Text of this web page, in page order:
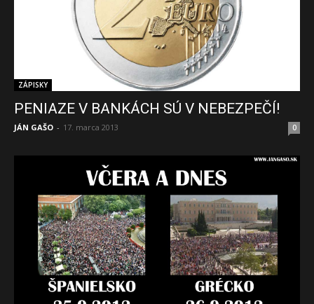
ZÁPISKY
PENIAZE V BANKÁCH SÚ V NEBEZPEČÍ!
JÁN GAŠO - 17. marca 2013 0